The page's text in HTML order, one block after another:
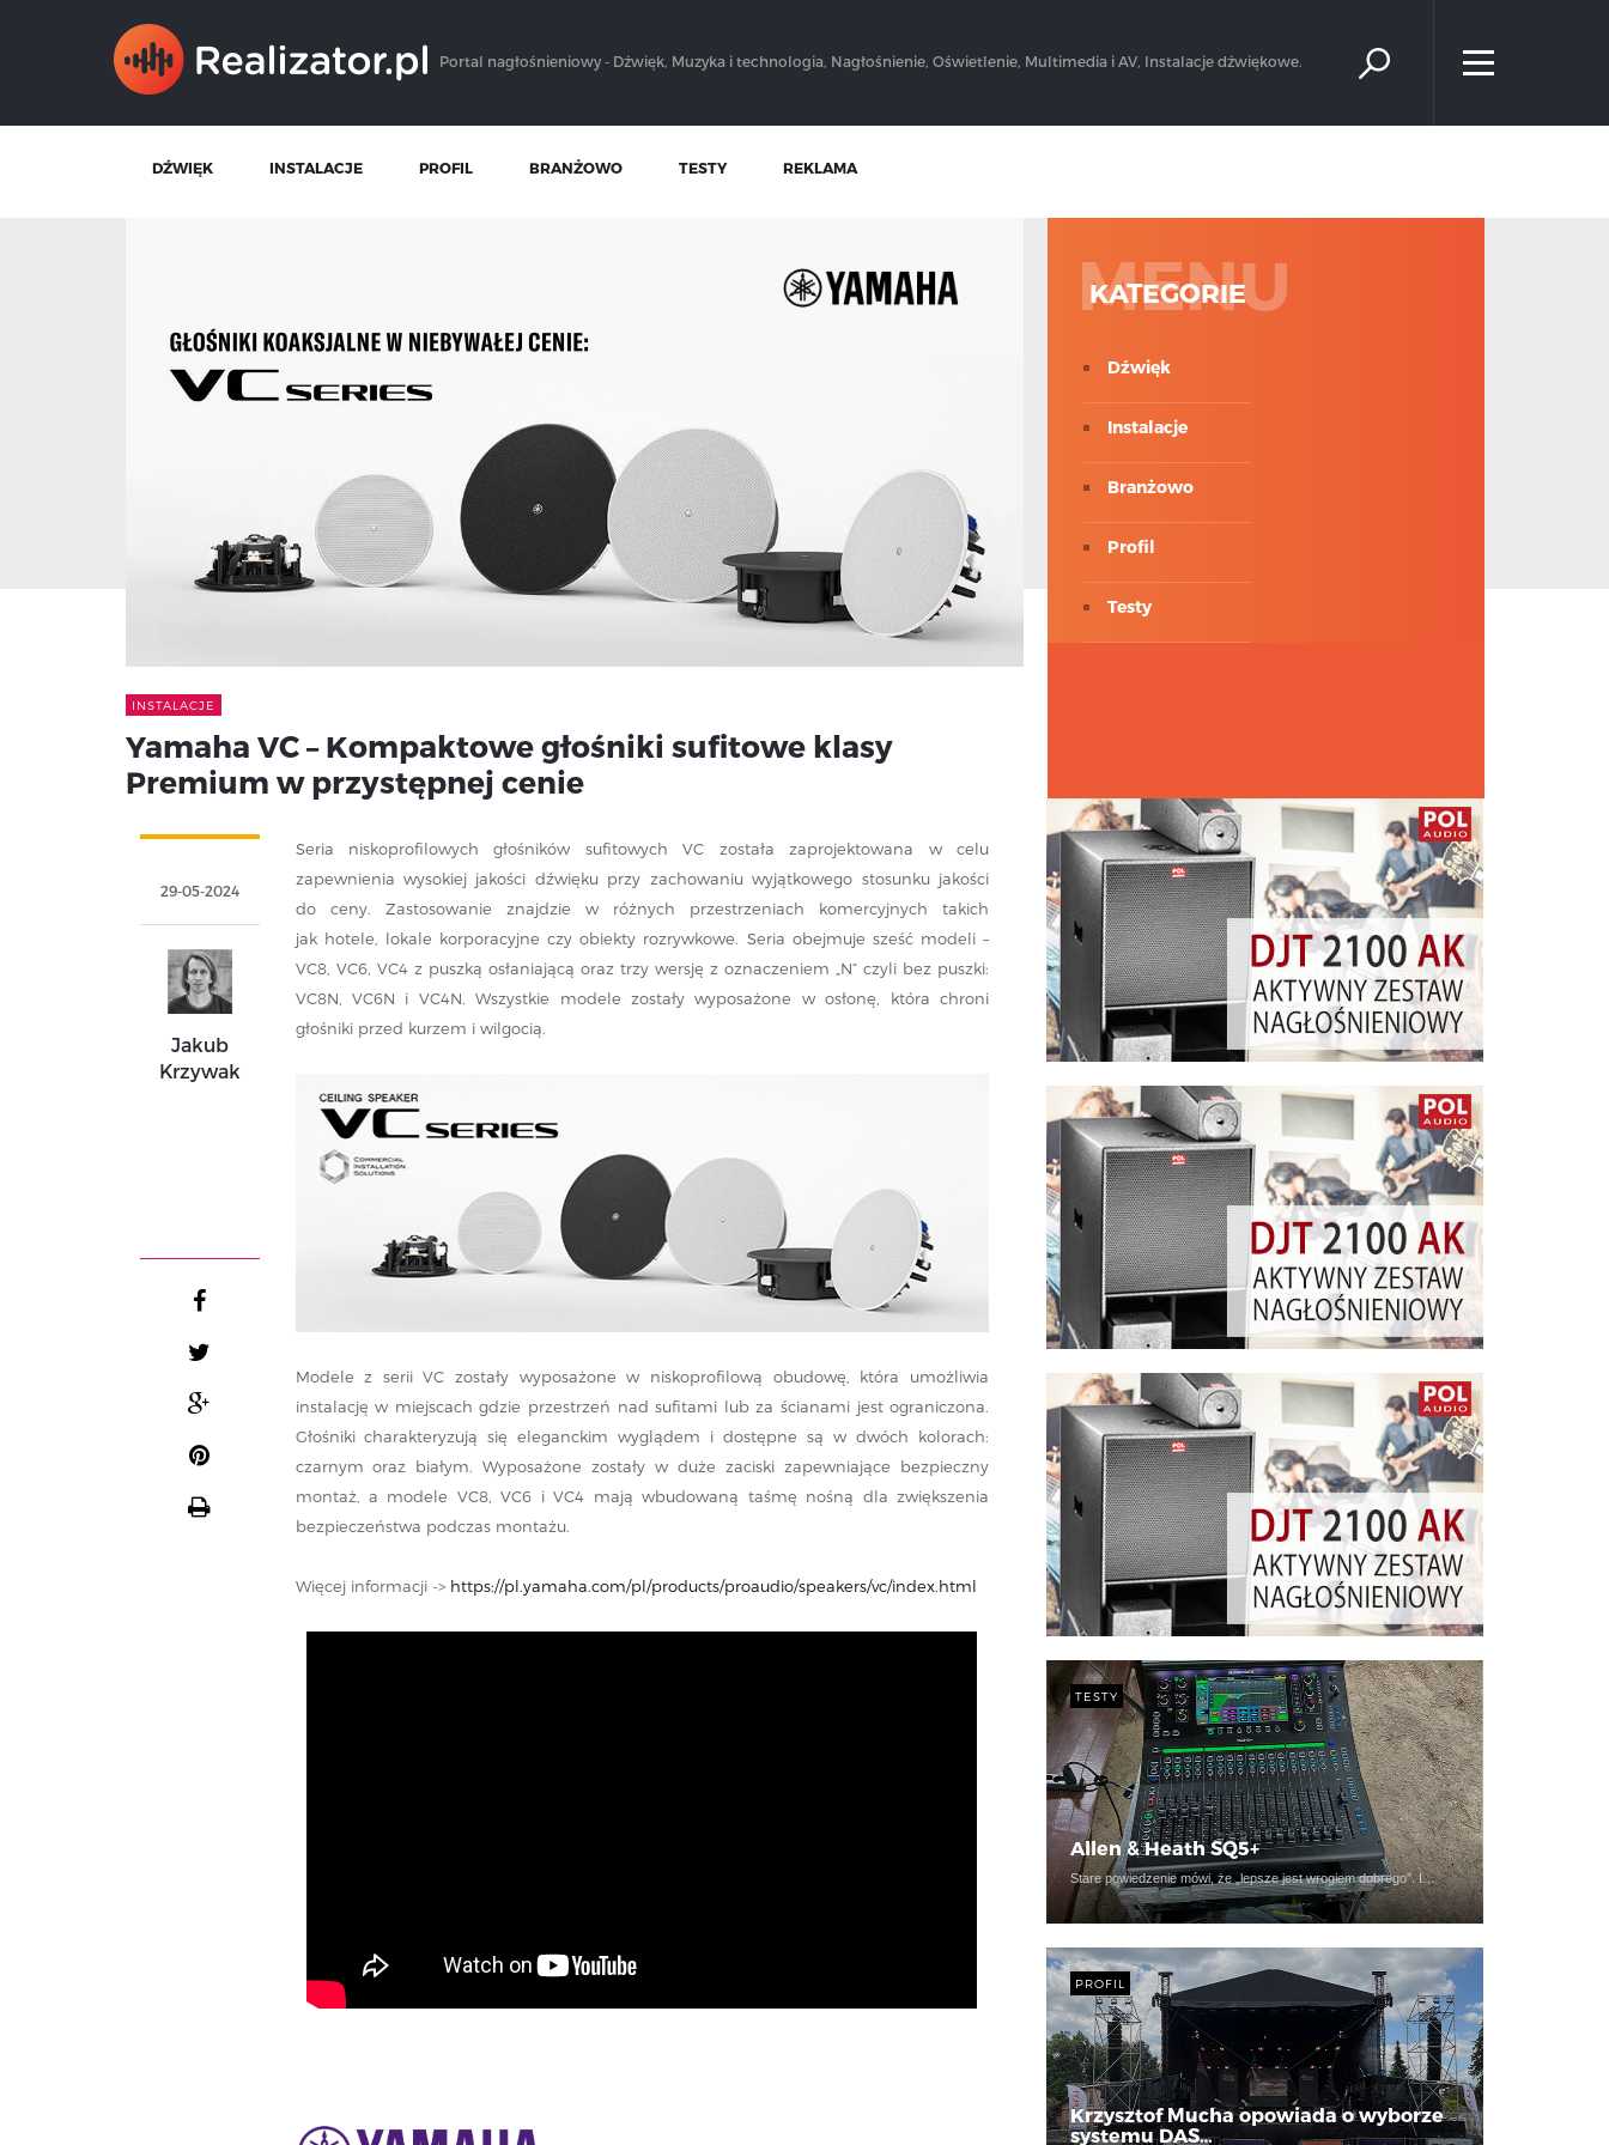
Portal nagłośnieniowy - Dźwięk, Muzyka i technologia, Nagłośnienie, Oświetlenie, Multimedia i AV, Instalacje dźwiękowe.
DŹWIĘK INSTALACJE PROFIL BRANŻOWO TESTY REKLAMA
INSTALACJE
Yamaha VC – Kompaktowe głośniki sufitowe klasy
Premium w przystępnej cenie
MENU
KATEGORIE
Dźwięk
Instalacje
Branżowo
Profil
Testy
29-05-2024
Jakub
Krzywak
Seria niskoprofilowych głośników sufitowych VC została zaprojektowana w celu
zapewnienia wysokiej jakości dźwięku przy zachowaniu wyjątkowego stosunku jakości
do ceny. Zastosowanie znajdzie w różnych przestrzeniach komercyjnych takich
jak hotele, lokale korporacyjne czy obiekty rozrywkowe. Seria obejmuje sześć modeli –
VC8, VC6, VC4 z puszką osłaniającą oraz trzy wersję z oznaczeniem „N” czyli bez puszki:
VC8N, VC6N i VC4N. Wszystkie modele zostały wyposażone w osłonę, która chroni
głośniki przed kurzem i wilgocią.
Modele z serii VC zostały wyposażone w niskoprofilową obudowę, która umożliwia
instalację w miejscach gdzie przestrzeń nad sufitami lub za ścianami jest ograniczona.
Głośniki charakteryzują się eleganckim wyglądem i dostępne są w dwóch kolorach:
czarnym oraz białym. Wyposażone zostały w duże zaciski zapewniające bezpieczny
montaż, a modele VC8, VC6 i VC4 mają wbudowaną taśmę nośną dla zwiększenia
bezpieczeństwa podczas montażu.
Więcej informacji -> https://pl.yamaha.com/pl/products/proaudio/speakers/vc/index.html
TESTY
Allen & Heath SQ5+
Stare powiedzenie mówi, że „lepsze jest wrogiem dobrego”. I…
PROFIL
Krzysztof Mucha opowiada o wyborze
systemu DAS…